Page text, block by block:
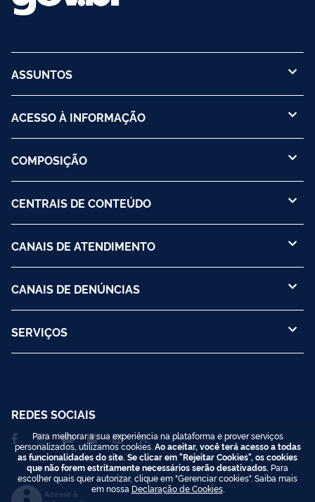
ASSUNTOS
ACESSO À INFORMAÇÃO
COMPOSIÇÃO
CENTRAIS DE CONTEÚDO
CANAIS DE ATENDIMENTO
CANAIS DE DENÚNCIAS
SERVIÇOS
REDES SOCIAIS
Acesso à
Para melhorar a sua experiência na plataforma e prover serviços
personalizados, utilizamos cookies. Ao aceitar, você terá acesso a todas
as funcionalidades do site. Se clicar em "Rejeitar Cookies", os cookies
que não forem estritamente necessários serão desativados. Para
escolher quais quer autorizar, clique em "Gerenciar cookies". Saiba mais
em nossa Declaração de Cookies.